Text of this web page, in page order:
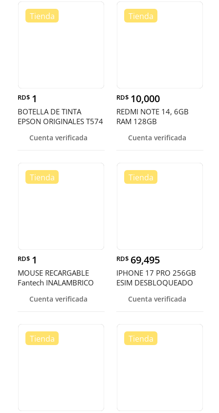
RD$ 1
BOTELLA DE TINTA
EPSON ORIGINALES T574
COLORES,ECOTANK
Cuenta verificada
RD$ 10,000
REDMI NOTE 14, 6GB
RAM 128GB
Cuenta verificada
RD$ 1
MOUSE RECARGABLE
Fantech INALAMBRICO
NEGRO/BLANCO
Cuenta verificada
RD$ 69,495
IPHONE 17 PRO 256GB
ESIM DESBLOQUEADO
Cuenta verificada